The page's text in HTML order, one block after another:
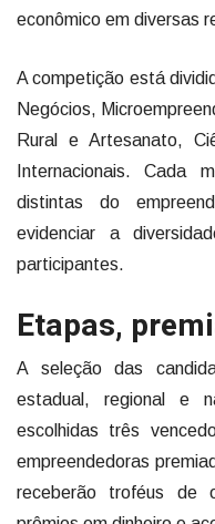
econômico em diversas
A competição está
Negócios,
Rural e Artesanato,
Internacionais. Cada
distintas do
evidenciar a
participantes.
Etapas,
A seleção das
estadual, regional e
escolhidas três
empreendedoras
receberão troféus de